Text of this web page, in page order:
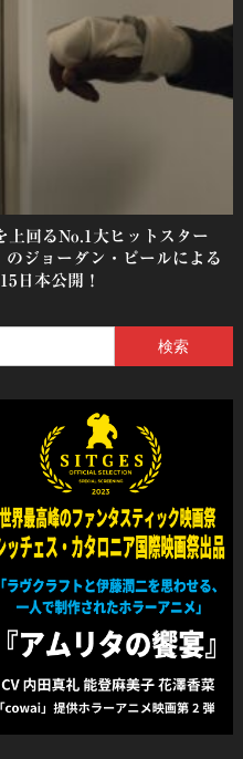
回るNo.1大ヒットスター
のジョーダン・ピールによる
日本公開！
索: